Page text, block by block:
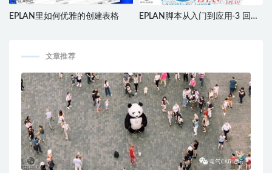
EPLAN里如何优雅的创建表格
EPLAN脚本从入门到应用-3 回传
文章推荐